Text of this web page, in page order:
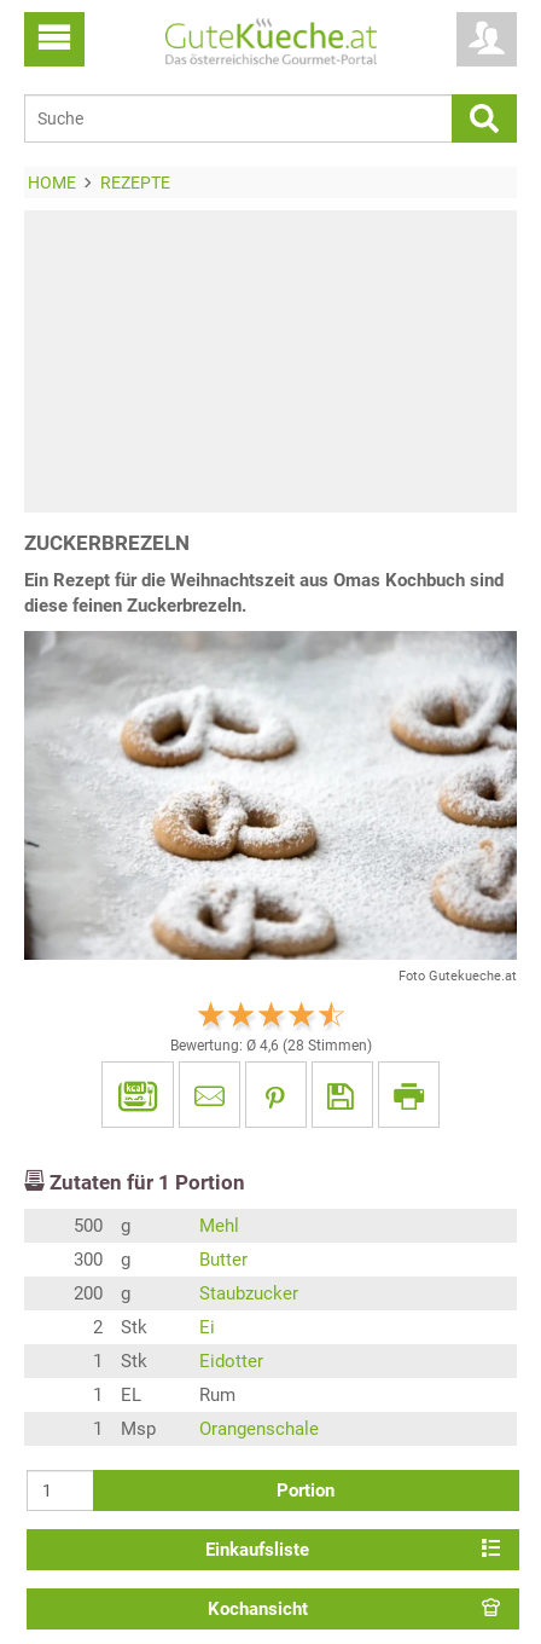
HOME REZEPTE
ZUCKERBREZELN
Ein Rezept für die Weihnachtszeit aus Omas Kochbuch sind
diese feinen Zuckerbrezeln.
Foto Gutekueche.at
Bewertung: Ø 4,6 (28 Stimmen)
Zutaten für 1 Portion
500 g
Mehl
300
g
Butter
200
g
Staubzucker
2
Stk
Ei
1
Stk
Eidotter
1
EL
Rum
1
Msp Orangenschale
Portion
Einkaufsliste
Kochansicht